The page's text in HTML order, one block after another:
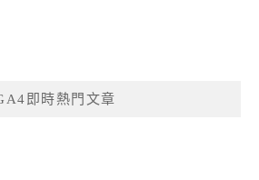
即時熱門文章